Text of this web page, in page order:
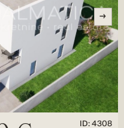
ID: 4308